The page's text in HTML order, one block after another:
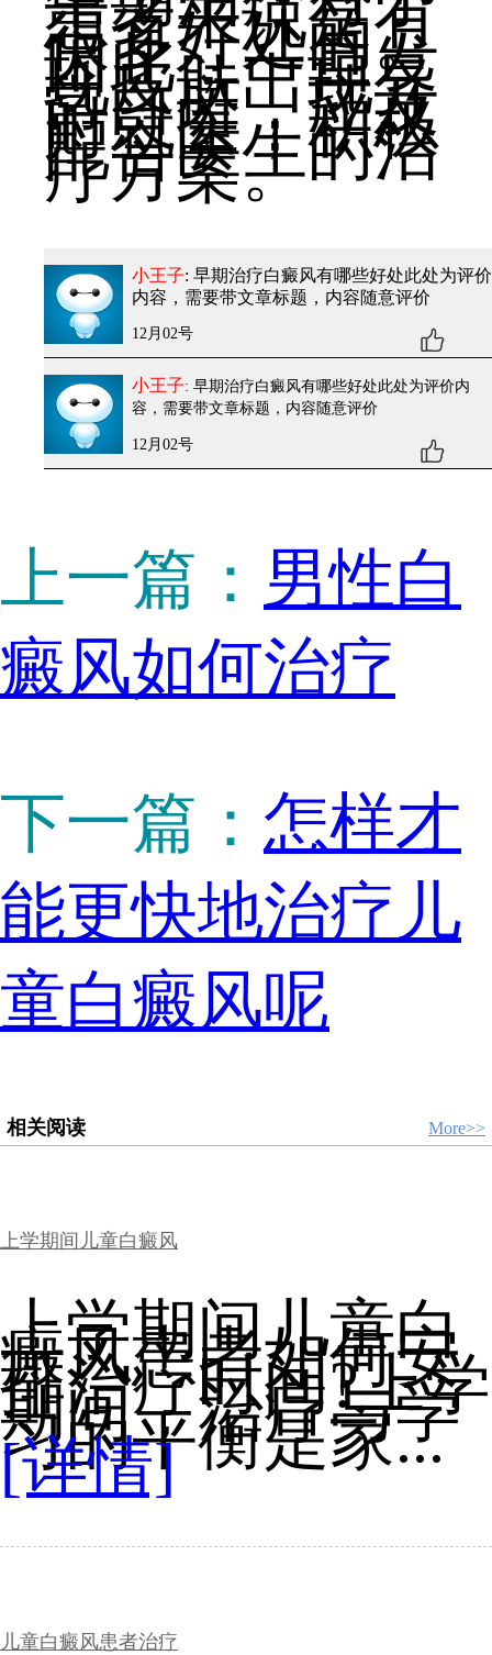
患者来说是有
很多好处的。
因此，一旦发
现皮肤出现异
常白斑，应及
时就医，积极
配合医生的治
疗方案。
小王子: 早期治疗白癜风有哪些好处此处为评价
内容，需要带文章标题，内容随意评价
12月02号
小王子: 早期治疗白癜风有哪些好处此处为评价内
容，需要带文章标题，内容随意评价
12月02号
上一篇： 男性白
癜风如何治疗
下一篇： 怎样才
能更快地治疗儿
童白癜风呢
相关阅读 More>>
上学期间儿童白癜风
上学期间儿童白
癜风患者如何安
排治疗时间?上学
期间，治疗与学
习的平衡是家...
[详情]
儿童白癜风患者治疗